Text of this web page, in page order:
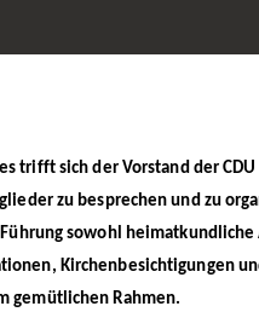
trifft sich der Vorstand der
zu besprechen und zu
sowohl
Kirchenbesichtigungen
gemütlichen Rahmen.